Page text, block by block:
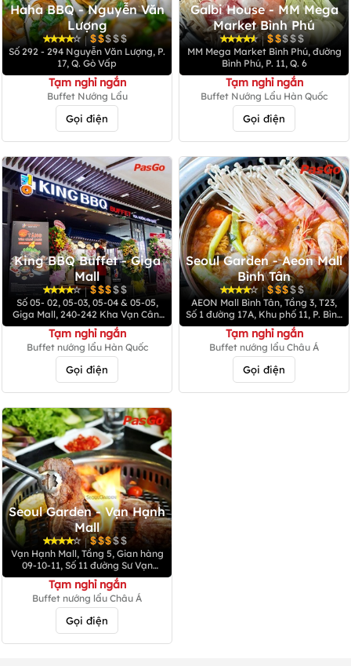
Haha BBQ - Nguyễn Văn
Lượng
|
Số 292 - 294 Nguyễn Văn Lượng, P.
17, Q. Gò Vấp
Tạm nghỉ ngắn
Buffet Nướng Lẩu
Gọi điện
Galbi House - MM Mega
Market Bình Phú
|
MM Mega Market Bình Phú, đường
Bình Phú, P. 11, Q. 6
Tạm nghỉ ngắn
Buffet Nướng Lẩu Hàn Quốc
Gọi điện
King BBQ Buffet - Giga
Mall
|
Số 05- 02, 05-03, 05-04 & 05-05,
Giga Mall, 240-242 Kha Vạn Cân,
P. Hiệp Bình Chánh, Q. Thủ Đức
Tạm nghỉ ngắn
Buffet nướng lẩu Hàn Quốc
Gọi điện
Seoul Garden - Aeon Mall
Bình Tân
|
AEON Mall Bình Tân, Tầng 3, T23,
Số 1 đường 17A, Khu phố 11, P. Bình
Trị Đông B, Q. Bình Tân
Tạm nghỉ ngắn
Buffet nướng lẩu Châu Á
Gọi điện
Seoul Garden - Vạn Hạnh
Mall
|
Vạn Hạnh Mall, Tầng 5, Gian hàng
09-10-11, Số 11 đường Sư Vạn
Hạnh, P. 12, Q. 10
Tạm nghỉ ngắn
Buffet nướng lẩu Châu Á
Gọi điện